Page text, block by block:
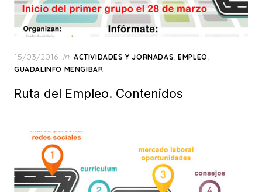
Posted
on
15/03/2016 in ACTIVIDADES Y JORNADAS,EMPLEO,
GUADALINFO MENGIBAR
Ruta del Empleo. Contenidos